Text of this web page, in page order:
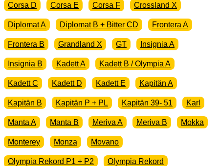
Corsa D Corsa E Corsa F Crossland X
Diplomat A Diplomat B + Bitter CD Frontera A
Frontera B Grandland X GT Insignia A
Insignia B Kadett A Kadett B / Olympia A
Kadett C Kadett D Kadett E Kapitän A
Kapitän B Kapitän P + PL Kapitän 39- 51 Karl
Manta A Manta B Meriva A Meriva B Mokka
Monterey Monza Movano
Olympia Rekord P1 + P2 Olympia Rekord